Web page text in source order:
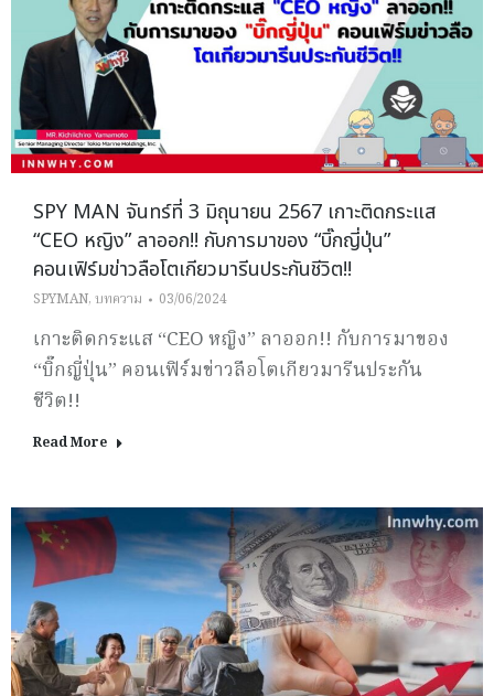
SPY MAN จันทร์ที่ 3 มิถุนายน 2567 เกาะติดกระแส
“CEO หญิง” ลาออก!! กับการมาของ “บิ๊กญี่ปุ่น”
คอนเฟิร์มข่าวลือโตเกียวมารีนประกันชีวิต!!
SPYMAN, บทความ 03/06/2024
เกาะติดกระแส “CEO หญิง” ลาออก!! กับการมาของ
“บิ๊กญี่ปุ่น” คอนเฟิร์มข่าวลือโตเกียวมารีนประกัน
ชีวิต!!
Read More